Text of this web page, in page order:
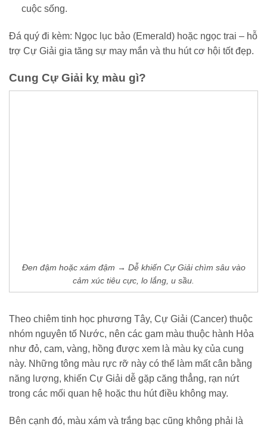
cuộc sống.
Đá quý đi kèm: Ngọc lục bảo (Emerald) hoặc ngọc trai – hỗ
trợ Cự Giải gia tăng sự may mắn và thu hút cơ hội tốt đẹp.
Cung Cự Giải kỵ màu gì?
Đen đậm hoặc xám đậm → Dễ khiến Cự Giải chìm sâu vào
cảm xúc tiêu cực, lo lắng, u sầu.
Theo chiêm tinh học phương Tây, Cự Giải (Cancer) thuộc
nhóm nguyên tố Nước, nên các gam màu thuộc hành Hỏa
như đỏ, cam, vàng, hồng được xem là màu kỵ của cung
này. Những tông màu rực rỡ này có thể làm mất cân bằng
năng lượng, khiến Cự Giải dễ gặp căng thẳng, rạn nứt
trong các mối quan hệ hoặc thu hút điều không may.
Bên cạnh đó, màu xám và trắng bạc cũng không phải là